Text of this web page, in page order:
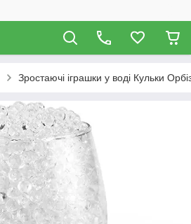
Зростаючі іграшки у воді Кульки